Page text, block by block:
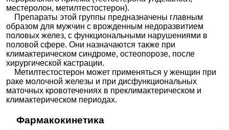
местеролон, метилтестостерон).
Препараты этой группы предназначены главным
образом для мужчин с врожденным недоразвитием
половых желез, с функциональными нарушениями в
половой сфере. Они назначаются также при
климактерическом синдроме, остеопорозе, после
хирургической кастрации.
Метилтестостерон может применяться у женщин при
раке молочной железы и при дисфункциональных
маточных кровотечениях в преклимактерическом и
климактерическом периодах.
Фармакокинетика